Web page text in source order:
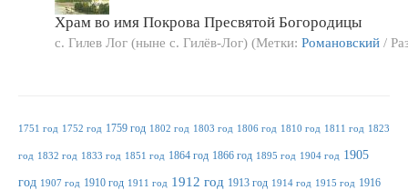
Храм во имя Покрова Пресвятой Богородицы
с. Гилев Лог (ныне с. Гилёв-Лог) (Метки: Романовский /
1751 год 1752 год 1759 год 1802 год 1803 год 1806 год 1810 год 1811 год 1823
год 1832 год 1833 год 1851 год 1864 год 1866 год 1895 год 1904 год 1905
год 1907 год 1910 год 1911 год 1912 год 1913 год 1914 год 1915 год 1916